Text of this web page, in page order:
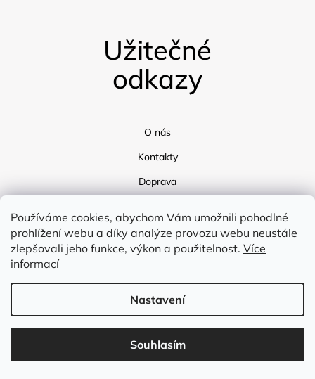
Používáme cookies, abychom Vám umožnili pohodlné
prohlížení webu a díky analýze provozu webu neustále
zlepšovali jeho funkce, výkon a použitelnost. Více
informací
Nastavení
Souhlasím
Užitečné
odkazy
O nás
Kontakty
Doprava
Vytvořil Shoptet
Copyright 2026Flex Tex. Všechna práva vyhrazena.